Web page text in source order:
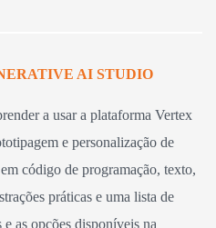
AI STUDIO
a usar a plataforma Vertex
e personalização de
código de programação, texto,
práticas e uma lista de
as opções disponíveis na